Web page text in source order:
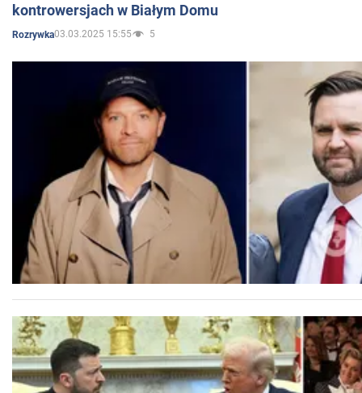
kontrowersjach w Białym Domu
Rozrywka03.03.2025 15:55 5